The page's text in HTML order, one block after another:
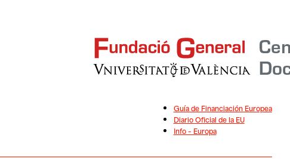
Guía de Financiación Europea
Diario Oficial de la EU
Info – Europa